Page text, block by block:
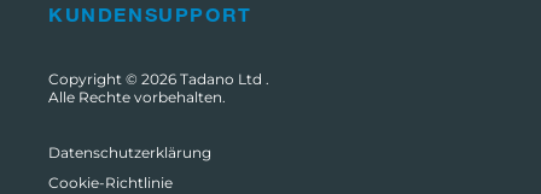
KUNDENSUPPORT
Copyright © 2026 Tadano Ltd .
Alle Rechte vorbehalten.
Datenschutzerklärung
Cookie-Richtlinie